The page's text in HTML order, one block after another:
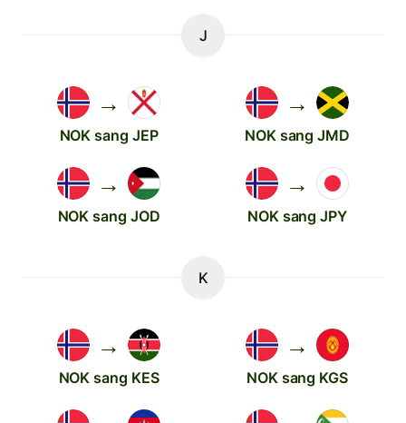
J
→
NOK sang JEP
→
NOK sang JMD
→
NOK sang JOD
→
NOK sang JPY
K
→
NOK sang KES
→
NOK sang KGS